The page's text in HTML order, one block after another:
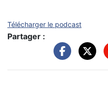
Télécharger le podcast
Partager :